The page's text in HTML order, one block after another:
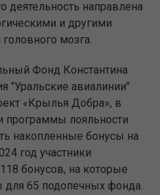
деятельность направлена
и другими
мозга.
Фонд Константина
"Уральские авиалинии"
«Крылья Добра», в
программы лояльности
накопленные бонусы на
год участники
бонусов, на которые
65 подопечных фонда.